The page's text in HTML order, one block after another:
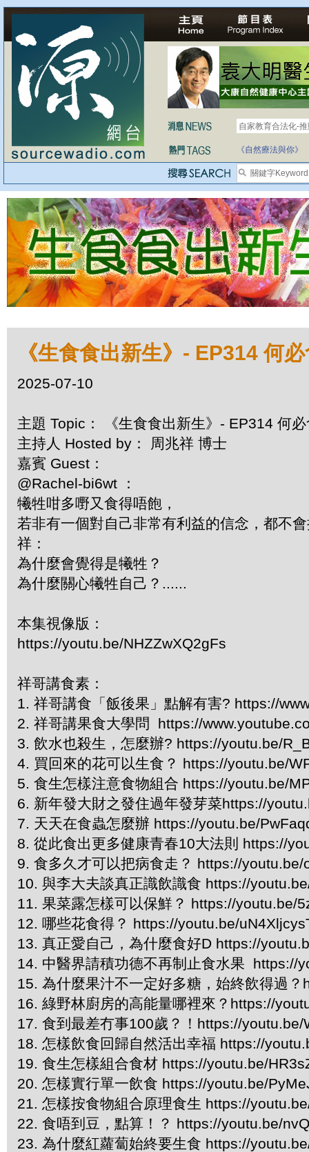
自家教育合法化-
《自然療法與你》
《生食食出新生》- EP314 何
2025-07-10
主題 Topic： 《生食食出新生》- EP314 何
主持人 Hosted by： 周兆祥 博士
嘉賓 Guest：
@Rachel-bi6wt ：
犧牲咁多嘢又食得唔飽，
若非有一個對自己非常有利益的信念，都不
祥：
為什麼會覺得是犧牲？
為什麼關心犧牲自己？......
本集視像版：
https://youtu.be/NHZZwXQ2gFs
祥哥講食素：
1. 祥哥講食「飯後果」點解有害? https://
2. 祥哥講果食大學問 https://
3. 飲水也殺生，怎麼辦? https://youtu.be/
4. 買回來的花可以生食？ https://youtu.be/
5. 食生怎樣注意食物組合 https://youtu.be/
6. 新年發大財之發住過年發芽菜https://
7. 天天在食蟲怎麼辦 https://youtu.be/
8. 從此食出更多健康青春10大法則 https://
9. 食多久才可以把病食走？ https://
10. 與李大夫談真正識飲識食 https://
11. 果菜露怎樣可以保鮮？ https://youtu.be/
12. 哪些花食得？ https://youtu.be/
13. 真正愛自己，為什麼食好D https://
14. 中醫界請積功德不再制止食水果
15. 為什麼果汁不一定好多糖，始終飲得過
16. 綠野林廚房的高能量哪裡來？https://
17. 食到最差冇事100歲？！https://
18. 怎樣飲食回歸自然活出幸福 https://
19. 食生怎樣組合食材 https://youtu.be/
20. 怎樣實行單一飲食 https://youtu.be/
21. 怎樣按食物組合原理食生 https://
22. 食唔到豆，點算！？ https://youtu.be/
23. 為什麼紅蘿蔔始終要生食 https://